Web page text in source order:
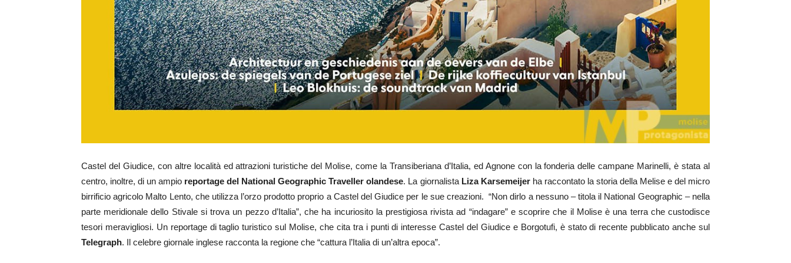
Castel del Giudice, con altre località ed attrazioni turistiche del Molise, come la Transiberiana d’Italia, ed Agnone con la fonderia delle campane Marinelli, è stata al
centro, inoltre, di un ampio reportage del National Geographic Traveller olandese. La giornalista Liza Karsemeijerha raccontato la storia della Melise e del micro
birrificio agricolo Malto Lento, che utilizza l’orzo prodotto proprio a Castel del Giudice per le sue creazioni. “Non dirlo a nessuno – titola il National Geographic – nella
parte meridionale dello Stivale si trova un pezzo d’Italia”, che ha incuriosito la prestigiosa rivista ad “indagare” e scoprire che il Molise è una terra che custodisce
tesori meravigliosi. Un reportage di taglio turistico sul Molise, che cita tra i punti di interesse Castel del Giudice e Borgotufi, è stato di recente pubblicato anche sul
Telegraph. Il celebre giornale inglese racconta la regione che “cattura l’Italia di un’altra epoca”.